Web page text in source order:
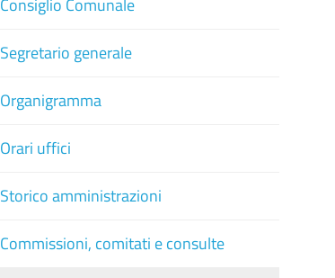
Consiglio Comunale
Segretario generale
Organigramma
Orari uffici
Storico amministrazioni
Commissioni, comitati e consulte